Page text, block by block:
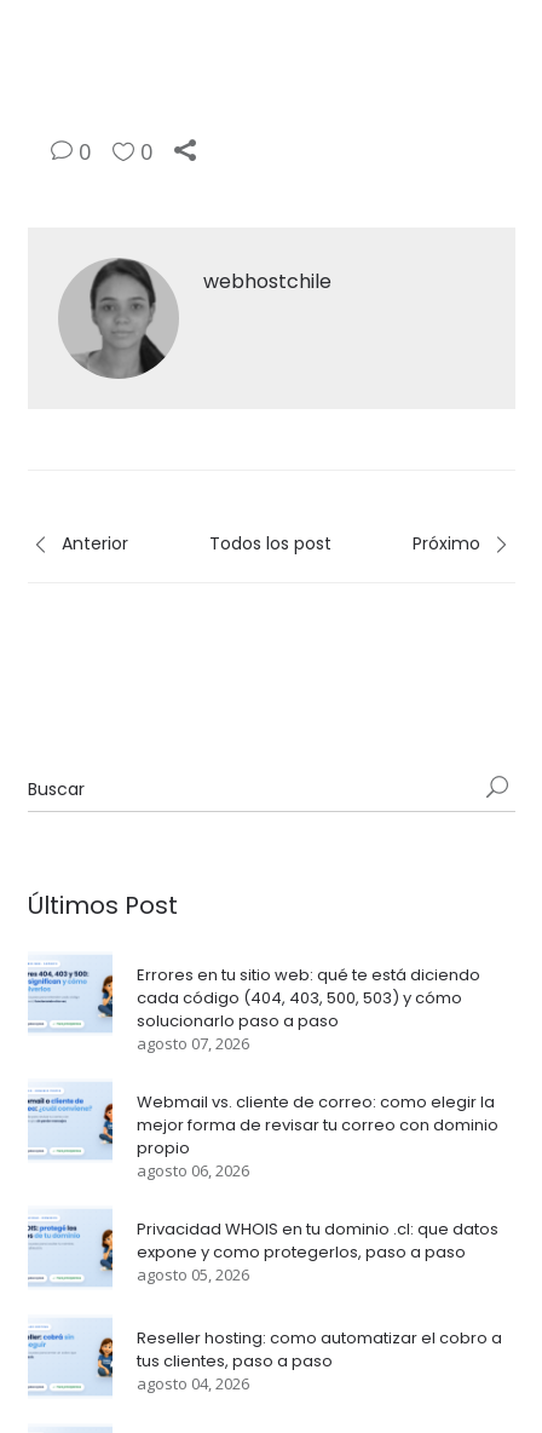
0 0
webhostchile
Anterior Todos los post Próximo
Últimos Post
Errores en tu sitio web: qué te está diciendo
cada código (404, 403, 500, 503) y cómo
solucionarlo paso a paso
agosto 07, 2026
Webmail vs. cliente de correo: como elegir la
mejor forma de revisar tu correo con dominio
propio
agosto 06, 2026
Privacidad WHOIS en tu dominio .cl: que datos
expone y como protegerlos, paso a paso
agosto 05, 2026
Reseller hosting: como automatizar el cobro a
tus clientes, paso a paso
agosto 04, 2026